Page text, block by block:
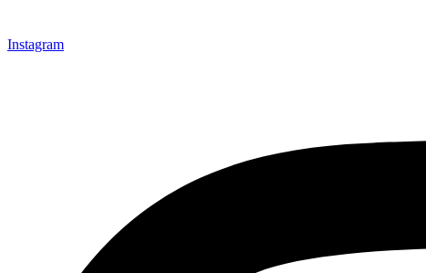
Instagram